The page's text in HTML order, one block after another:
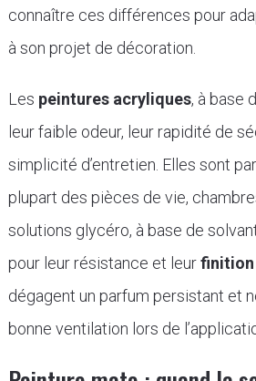
connaître ces différences pour
à son projet de décoration.
Les peintures acryliques, à base
leur faible odeur, leur rapidité de
simplicité d’entretien. Elles sont
plupart des pièces de vie,
solutions glycéro, à base de
pour leur résistance et leurfinition
dégagent un parfum persistant et
bonne ventilation lors de